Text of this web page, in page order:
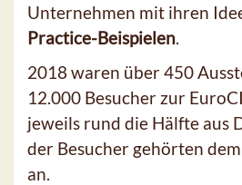
Unternehmen mit ihren
Practice-Beispielen.
2018 waren über 450
12.000 Besucher zur
jeweils rund die Hälfte aus
der Besucher gehörten
an.